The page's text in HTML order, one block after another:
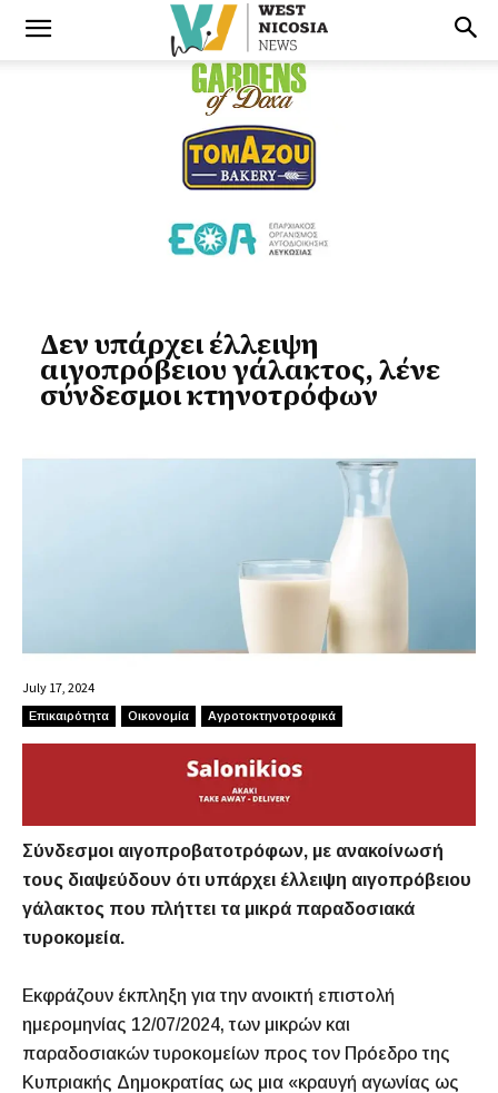
Δεν υπάρχει έλλειψη
αιγοπρόβειου γάλακτος, λένε
σύνδεσμοι κτηνοτρόφων
July 17, 2024
Επικαιρότητα Οικονομία Αγροτοκτηνοτροφικά
Σύνδεσμοι αιγοπροβατοτρόφων, με ανακοίνωσή
τους διαψεύδουν ότι υπάρχει έλλειψη αιγοπρόβειου
γάλακτος που πλήττει τα μικρά παραδοσιακά
τυροκομεία.
Εκφράζουν έκπληξη για την ανοικτή επιστολή
ημερομηνίας 12/07/2024, των μικρών και
παραδοσιακών τυροκομείων προς τον Πρόεδρο της
Κυπριακής Δημοκρατίας ως μια «κραυγή αγωνίας ως